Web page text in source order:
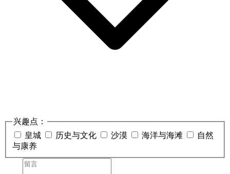
兴趣点：
皇城
历史与文化 沙漠 海洋与海滩
自然
与康养